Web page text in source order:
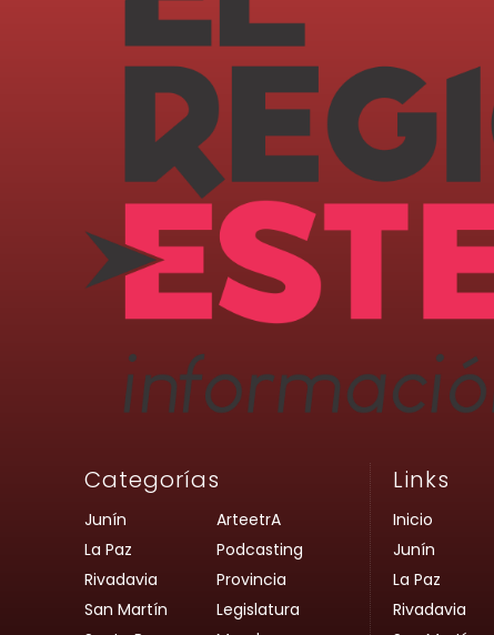
Categorías
Junín
La Paz
Rivadavia
San Martín
ArteetrA
Podcasting
Provincia
Legislatura
Links
Inicio
Junín
La Paz
Rivadavia